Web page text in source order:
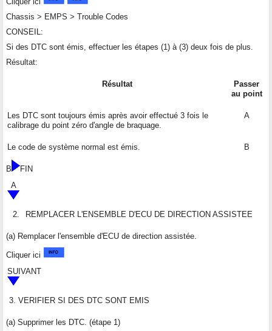
Chassis > EMPS > Trouble Codes
CONSEIL:
Si des DTC sont émis, effectuer les étapes (1) à (3) deux fois de plus.
Résultat:
Résultat
Passer
au point
Les DTC sont toujours émis après avoir effectué 3 fois le
calibrage du point zéro d'angle de braquage.
A
Le code de système normal est émis. B
B
FIN
A
2. REMPLACER L'ENSEMBLE D'ECU DE DIRECTION ASSISTEE
(a) Remplacer l'ensemble d'ECU de direction assistée.
Cliquer ici
SUIVANT
3. VERIFIER SI DES DTC SONT EMIS
(a) Supprimer les DTC. (étape 1)